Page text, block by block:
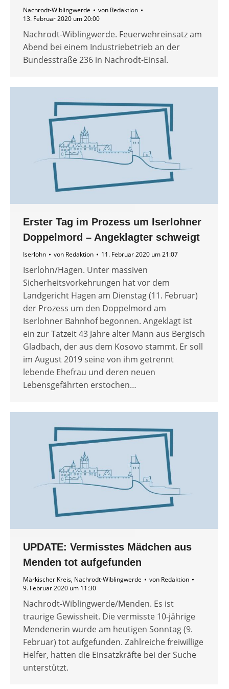
Nachrodt-Wiblingwerde von Redaktion
13. Februar 2020 um 20:00
Nachrodt-Wiblingwerde. Feuerwehreinsatz am
Abend bei einem Industriebetrieb an der
Bundesstraße 236 in Nachrodt-Einsal.
Erster Tag im Prozess um Iserlohner
Doppelmord – Angeklagter schweigt
Iserlohn von Redaktion 11. Februar 2020 um 21:07
Iserlohn/Hagen. Unter massiven
Sicherheitsvorkehrungen hat vor dem
Landgericht Hagen am Dienstag (11. Februar)
der Prozess um den Doppelmord am
Iserlohner Bahnhof begonnen. Angeklagt ist
ein zur Tatzeit 43 Jahre alter Mann aus Bergisch
Gladbach, der aus dem Kosovo stammt. Er soll
im August 2019 seine von ihm getrennt
lebende Ehefrau und deren neuen
Lebensgefährten erstochen…
UPDATE: Vermisstes Mädchen aus
Menden tot aufgefunden
Märkischer Kreis, Nachrodt-Wiblingwerde von Redaktion
9. Februar 2020 um 11:30
Nachrodt-Wiblingwerde/Menden. Es ist
traurige Gewissheit. Die vermisste 10-jährige
Mendenerin wurde am heutigen Sonntag (9.
Februar) tot aufgefunden. Zahlreiche freiwillige
Helfer, hatten die Einsatzkräfte bei der Suche
unterstützt.